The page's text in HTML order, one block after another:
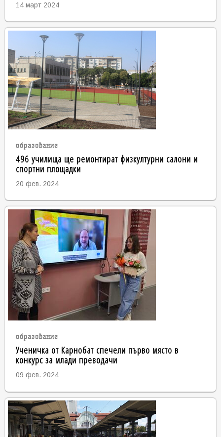
14 март 2024
образование
496 училища ще ремонтират физкултурни салони и
спортни площадки
20 фев. 2024
образование
Ученичка от Карнобат спечели първо място в
конкурс за млади преводачи
09 фев. 2024